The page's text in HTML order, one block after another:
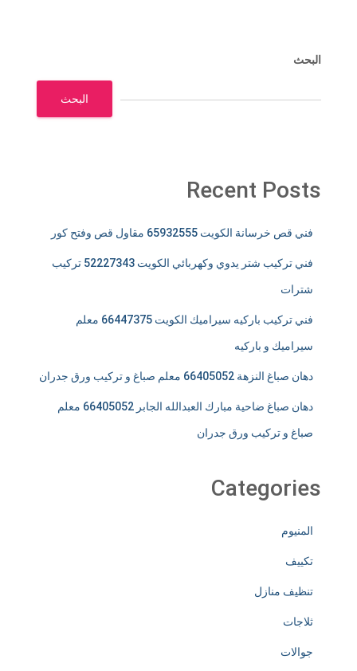
البحث
البحث
Recent Posts
فني قص خرسانة الكويت 65932555 مقاول قص وفتح كور
فني تركيب شتر يدوي وكهربائي الكويت 52227343 تركيب
شترات
فني تركيب باركيه سيراميك الكويت 66447375 معلم
سيراميك و باركيه
دهان صباغ النزهة 66405052 معلم صباغ و تركيب ورق جدران
دهان صباغ ضاحية مبارك العبدالله الجابر 66405052 معلم
صباغ و تركيب ورق جدران
Categories
المنيوم
تكييف
تنظيف منازل
ثلاجات
جوالات